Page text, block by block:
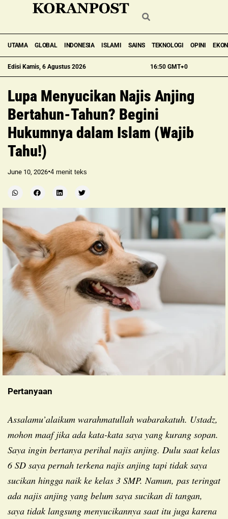
Edisi Kamis, 6 Agustus 2026 16:50 GMT+0
UTAMA GLOBAL INDONESIA ISLAMI SAINS TEKNOLOGI OPINI
Lupa Menyucikan Najis Anjing
Bertahun-Tahun? Begini
Hukumnya dalam Islam (Wajib
Tahu!)
June 10, 2026•4 menit teks
Pertanyaan
Assalamu’alaikum warahmatullah wabarakatuh. Ustadz,
mohon maaf jika ada kata-kata saya yang kurang sopan.
Saya ingin bertanya perihal najis anjing. Dulu saat kelas
6 SD saya pernah terkena najis anjing tapi tidak saya
sucikan hingga naik ke kelas 3 SMP. Namun, pas teringat
ada najis anjing yang belum saya sucikan di tangan,
saya tidak langsung menyucikannya saat itu juga karena